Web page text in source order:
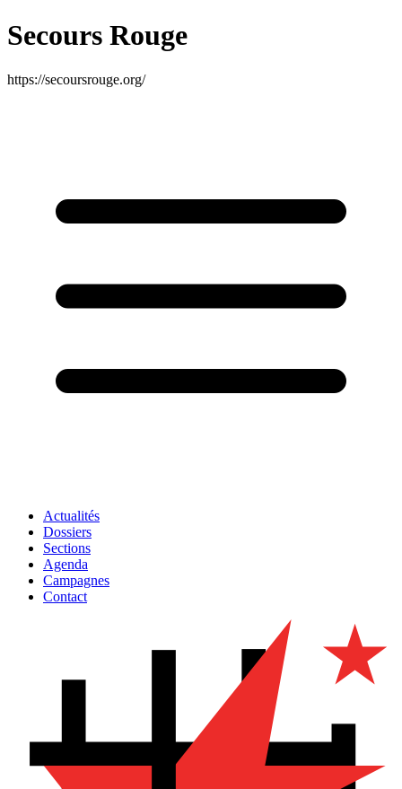
Secours Rouge
https://secoursrouge.org/
Actualités
Dossiers
Sections
Agenda
Campagnes
Contact